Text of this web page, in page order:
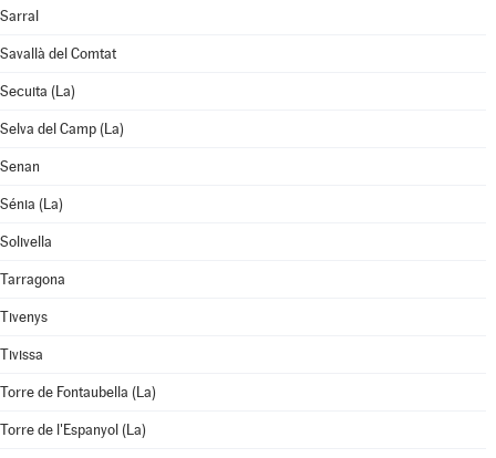
Sarral
Savallà del Comtat
Secuita (La)
Selva del Camp (La)
Senan
Sénia (La)
Solivella
Tarragona
Tivenys
Tivissa
Torre de Fontaubella (La)
Torre de l'Espanyol (La)